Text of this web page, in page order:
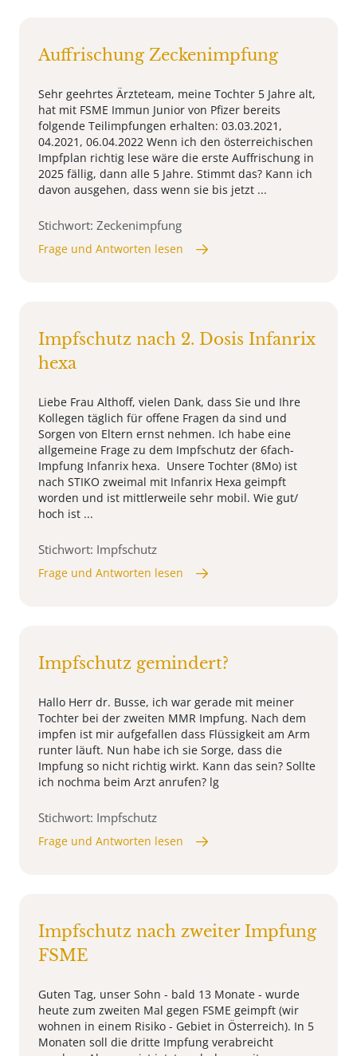
Auffrischung Zeckenimpfung
Sehr geehrtes Ärzteteam, meine Tochter 5 Jahre alt,
hat mit FSME Immun Junior von Pfizer bereits
folgende Teilimpfungen erhalten: 03.03.2021,
04.2021, 06.04.2022 Wenn ich den österreichischen
Impfplan richtig lese wäre die erste Auffrischung in
2025 fällig, dann alle 5 Jahre. Stimmt das? Kann ich
davon ausgehen, dass wenn sie bis jetzt ...
Stichwort: Zeckenimpfung
Frage und Antworten lesen
Impfschutz nach 2. Dosis Infanrix
hexa
Liebe Frau Althoff, vielen Dank, dass Sie und Ihre
Kollegen täglich für offene Fragen da sind und
Sorgen von Eltern ernst nehmen. Ich habe eine
allgemeine Frage zu dem Impfschutz der 6fach-
Impfung Infanrix hexa. Unsere Tochter (8Mo) ist
nach STIKO zweimal mit Infanrix Hexa geimpft
worden und ist mittlerweile sehr mobil. Wie gut/
hoch ist ...
Stichwort: Impfschutz
Frage und Antworten lesen
Impfschutz gemindert?
Hallo Herr dr. Busse, ich war gerade mit meiner
Tochter bei der zweiten MMR Impfung. Nach dem
impfen ist mir aufgefallen dass Flüssigkeit am Arm
runter läuft. Nun habe ich sie Sorge, dass die
Impfung so nicht richtig wirkt. Kann das sein? Sollte
ich nochma beim Arzt anrufen? lg
Stichwort: Impfschutz
Frage und Antworten lesen
Impfschutz nach zweiter Impfung
FSME
Guten Tag, unser Sohn - bald 13 Monate - wurde
heute zum zweiten Mal gegen FSME geimpft (wir
wohnen in einem Risiko - Gebiet in Österreich). In 5
Monaten soll die dritte Impfung verabreicht